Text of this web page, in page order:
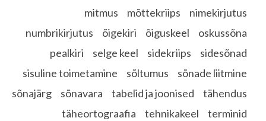
mitmus
mõttekriips
nimekirjutus
numbrikirjutus
õigekiri õiguskeel
oskussõna
pealkiri
selge keel sidekriips
sidesõnad
sisuline toimetamine
sõltumus
sõnade liitmine
sõnajärg
sõnavara tabelid ja joonised
tähendus
täheortograafia
tehnikakeel
terminid